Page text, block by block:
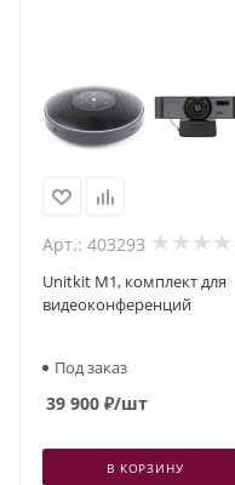
Арт.: 403293
Unitkit M1, комплект для
видеоконференций
Под заказ
39 900 ₽/шт
В КОРЗИНУ